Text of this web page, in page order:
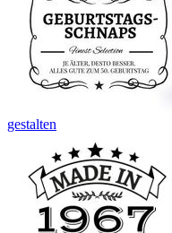
gestalten